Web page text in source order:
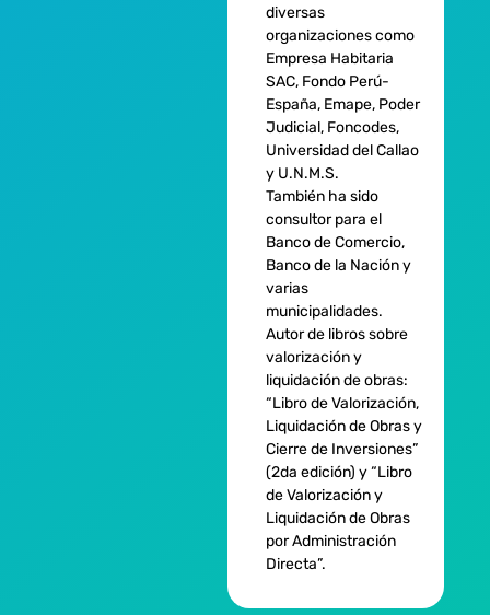
diversas
organizaciones como
Empresa Habitaria
SAC, Fondo Perú-
España, Emape, Poder
Judicial, Foncodes,
Universidad del Callao
y U.N.M.S.
También ha sido
consultor para el
Banco de Comercio,
Banco de la Nación y
varias
municipalidades.
Autor de libros sobre
valorización y
liquidación de obras:
“Libro de Valorización,
Liquidación de Obras y
Cierre de Inversiones”
(2da edición) y “Libro
de Valorización y
Liquidación de Obras
por Administración
Directa”.